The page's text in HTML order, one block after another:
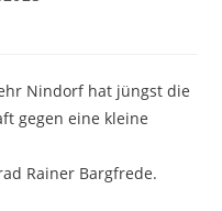
Nindorf hat jüngst die
gegen eine kleine
Rainer Bargfrede.